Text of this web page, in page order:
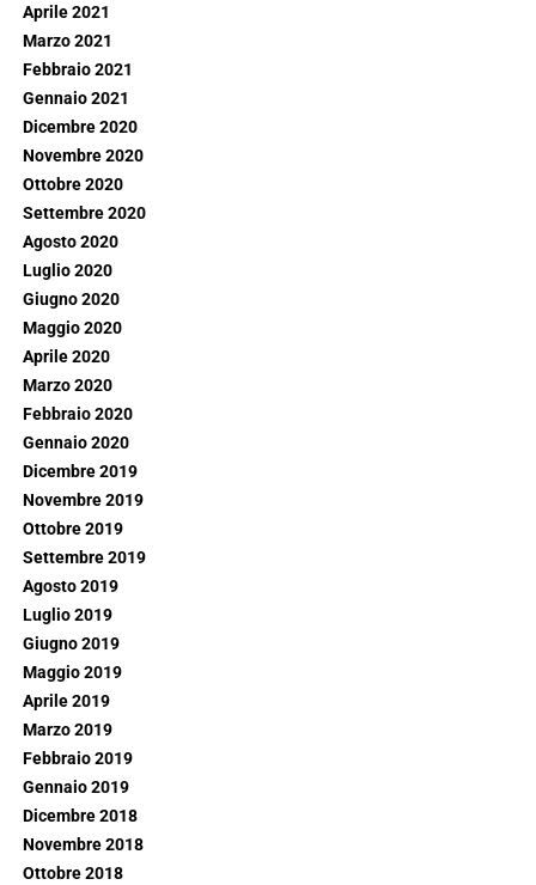
Aprile 2021
Marzo 2021
Febbraio 2021
Gennaio 2021
Dicembre 2020
Novembre 2020
Ottobre 2020
Settembre 2020
Agosto 2020
Luglio 2020
Giugno 2020
Maggio 2020
Aprile 2020
Marzo 2020
Febbraio 2020
Gennaio 2020
Dicembre 2019
Novembre 2019
Ottobre 2019
Settembre 2019
Agosto 2019
Luglio 2019
Giugno 2019
Maggio 2019
Aprile 2019
Marzo 2019
Febbraio 2019
Gennaio 2019
Dicembre 2018
Novembre 2018
Ottobre 2018